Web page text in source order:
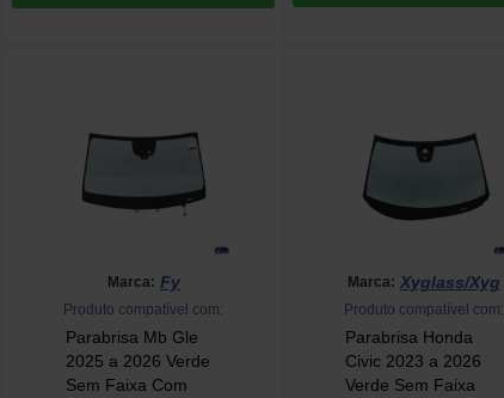
Marca: Fy
Produto compatível com:
Parabrisa Mb Gle
2025 a 2026 Verde
Sem Faixa Com
Marca: Xyglass/Xyg
Produto compatível com:
Parabrisa Honda
Civic 2023 a 2026
Verde Sem Faixa